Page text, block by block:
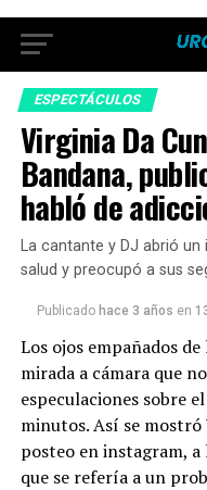
ESPECTÁCULOS
Virginia Da
Bandana,
habló de
La cantante y DJ abrió
salud y preocupó a sus
Publicado hace 3 años en
Los ojos empañados
mirada a cámara que
especulaciones sobre
minutos. Así se mostró
posteo en instagram, a
que se refería a un